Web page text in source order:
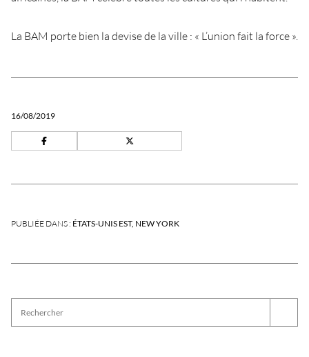
La BAM porte bien la devise de la ville : « L’union fait la force ».
16/08/2019
PUBLIÉE DANS : ÉTATS-UNIS EST NEW YORK